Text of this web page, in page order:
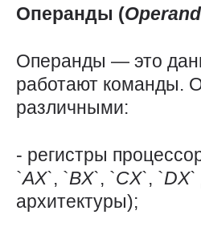
Операнды (
Операнды — это
работают команды.
различными:
- регистры
`AX`, `BX`, `CX`, `DX`
архитектуры);